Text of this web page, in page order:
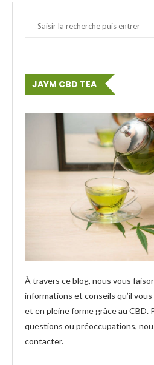
JAYM CBD TEA
À travers ce blog, nous vous
informations et conseils qu’il
et en pleine forme grâce au CBD.
questions ou préoccupations,
contacter.